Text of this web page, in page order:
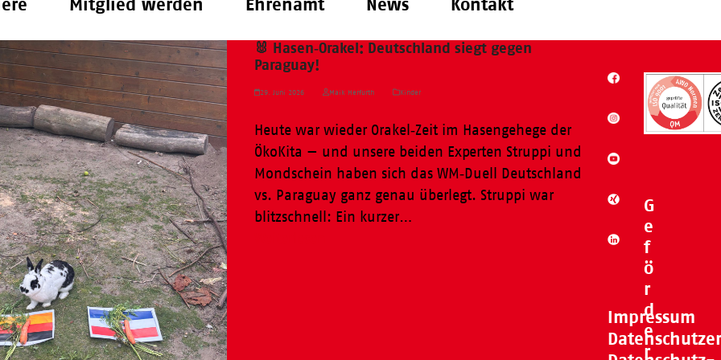
Mitglied werden Ehrenamt News Kontakt
🐰 Hasen‑Orakel: Deutschland siegt gegen
Paraguay!
29. Juni 2026 Maik Herfurth Kinder
Heute war wieder Orakel‑Zeit im Hasengehege der
ÖkoKita — und unsere beiden Experten Struppi und
Mondschein haben sich das WM‑Duell Deutschland
vs. Paraguay ganz genau überlegt. Struppi war
blitzschnell: Ein kurzer…
Impressum
G
e
f
ö
r
d
e
r